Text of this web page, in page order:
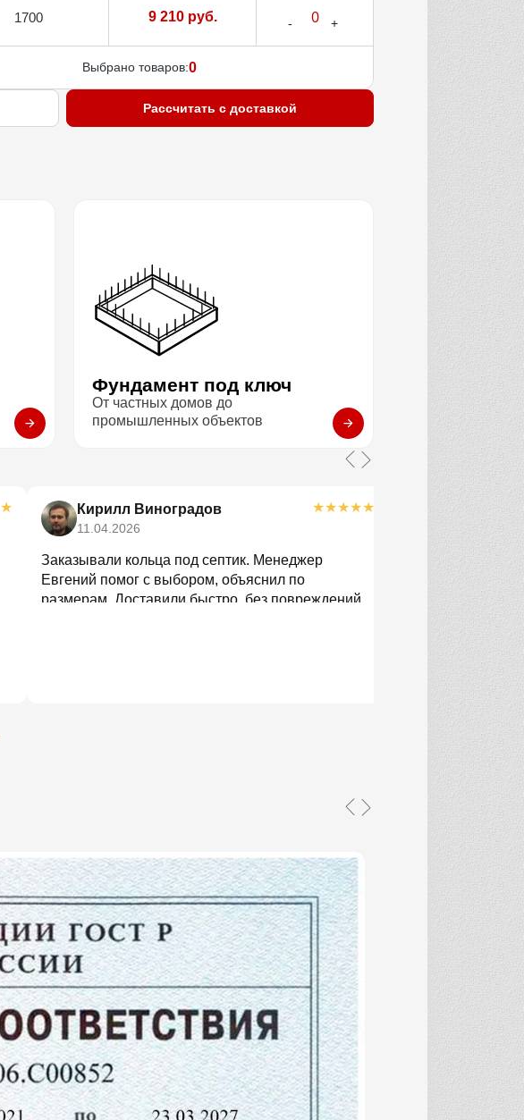
1700 9 210 руб.
Выбрано товаров:0
Рассчитать с доставкой
Фундамент под ключ
От частных домов до
промышленных объектов
★ Кирилл Виноградов
11.04.2026
★★★★★
Заказывали кольца под септик. Менеджер
Евгений помог с выбором, объяснил по
размерам. Доставили быстро, без повреждений.
Роман
29.04.2026
Делали колодец,
кольца. Мало
подобрать, так
приемлемая.
Немного
нормально.